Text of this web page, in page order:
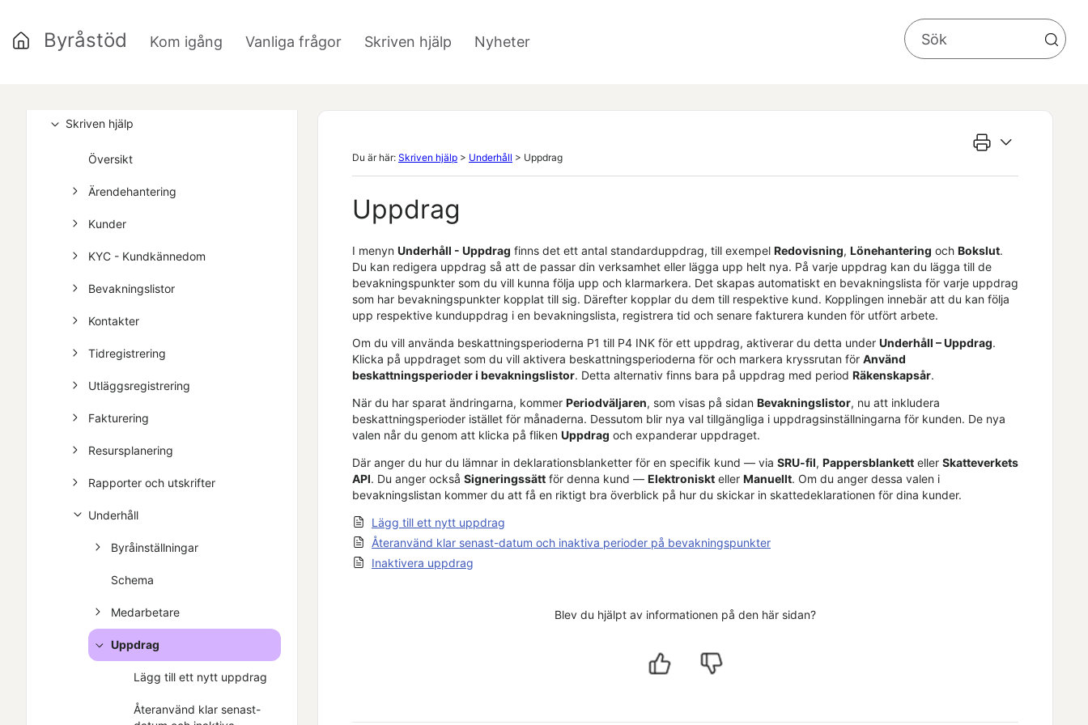
Kom igång Vanliga frågor Skriven hjälp Nyheter
Byråstöd
Kom igång
Skriven hjälp
Översikt
Ärendehantering
Kunder
KYC - Kundkännedom
Bevakningslistor
Kontakter
Tidregistrering
Utläggsregistrering
Fakturering
Resursplanering
Rapporter och utskrifter
Underhåll
Byråinställningar
Schema
Medarbetare
Uppdrag
Lägg till ett nytt uppdrag
Återanvänd klar senast-
Du är här: Skriven hjälp > Underhåll > Uppdrag
Uppdrag
I menyn Underhåll - Uppdrag finns det ett antal standarduppdrag, till exempel Redovisning, Lönehantering och Bokslut.
Du kan redigera uppdrag så att de passar din verksamhet eller lägga upp helt nya. På varje uppdrag kan du lägga till de
bevakningspunkter som du vill kunna följa upp och klarmarkera. Det skapas automatiskt en bevakningslista för varje uppdrag
som har bevakningspunkter kopplat till sig. Därefter kopplar du dem till respektive kund. Kopplingen innebär att du kan följa
upp respektive kunduppdrag i en bevakningslista, registrera tid och senare fakturera kunden för utfört arbete.
Om du vill använda beskattningsperioderna P1 till P4 INK för ett uppdrag, aktiverar du detta under Underhåll – Uppdrag.
Klicka på uppdraget som du vill aktivera beskattningsperioderna för och markera kryssrutan för Använd
beskattningsperioder i bevakningslistor. Detta alternativ finns bara på uppdrag med period Räkenskapsår.
När du har sparat ändringarna, kommer Periodväljaren, som visas på sidan Bevakningslistor, nu att inkludera
beskattningsperioder istället för månaderna. Dessutom blir nya val tillgängliga i uppdragsinställningarna för kunden. De nya
valen når du genom att klicka på fliken Uppdrag och expanderar uppdraget.
Där anger du hur du lämnar in deklarationsblanketter för en specifik kund — via SRU-fil, Pappersblankett eller Skatteverkets
API. Du anger också Signeringssätt för denna kund — Elektroniskt eller Manuellt. Om du anger dessa valen i
bevakningslistan kommer du att få en riktigt bra överblick på hur du skickar in skattedeklarationen för dina kunder.
Lägg till ett nytt uppdrag
Återanvänd klar senast-datum och inaktiva perioder på bevakningspunkter
Inaktivera uppdrag
Blev du hjälpt av informationen på den här sidan?